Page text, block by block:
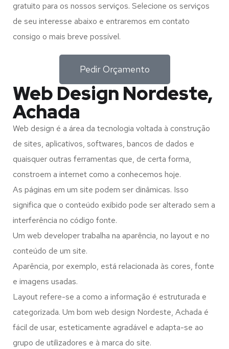
gratuito para os nossos serviços. Selecione os serviços
de seu interesse abaixo e entraremos em contato
consigo o mais breve possível.
Pedir Orçamento
Web Design Nordeste,
Achada
Web design é a área da tecnologia voltada à construção
de sites, aplicativos, softwares, bancos de dados e
quaisquer outras ferramentas que, de certa forma,
constroem a internet como a conhecemos hoje.
As páginas em um site podem ser dinâmicas. Isso
significa que o conteúdo exibido pode ser alterado sem a
interferência no código fonte.
Um web developer trabalha na aparência, no layout e no
conteúdo de um site.
Aparência, por exemplo, está relacionada às cores, fonte
e imagens usadas.
Layout refere-se a como a informação é estruturada e
categorizada. Um bom web design Nordeste, Achada é
fácil de usar, esteticamente agradável e adapta-se ao
grupo de utilizadores e à marca do site.